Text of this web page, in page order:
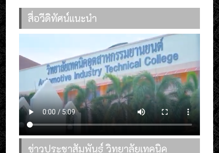
สื่อวีดิทัศน์แนะนำ
ข่าวประชาสัมพันธ์ วิทยาลัยเทคนิค